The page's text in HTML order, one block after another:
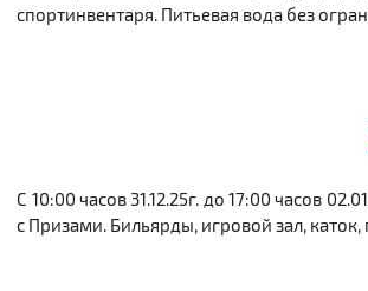
спортинвентаря. Питьевая вода без
С 10:00 часов 31.12.25г. до 17:00 часов
с Призами. Бильярды, игровой зал,